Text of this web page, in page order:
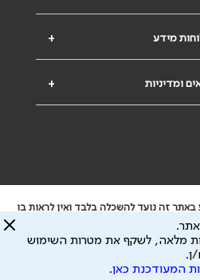
+ מידע
+ ומדיניות
זה נועד להשכלה בלבד ואין לראות בו
לתוכן המתפרסם באתר זה ולכל נזק
להיגרם.
לצורך מתן השרות וכי חלק ממנו עשוי
בכפוף למדיניות הפרטיות
מלאה, לשקף את מטרות השימוש
ן.
המעודכנת כאן.